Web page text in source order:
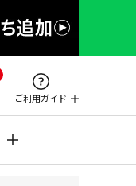
ご利用ガイド